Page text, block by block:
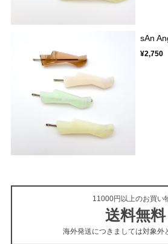
sAn
¥2,750
11000円以上のお買い
送料無料
海外発送につきましては対象外